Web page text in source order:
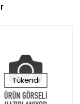
Tükendi